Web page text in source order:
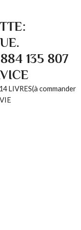
135 807
LIVRES(à commander